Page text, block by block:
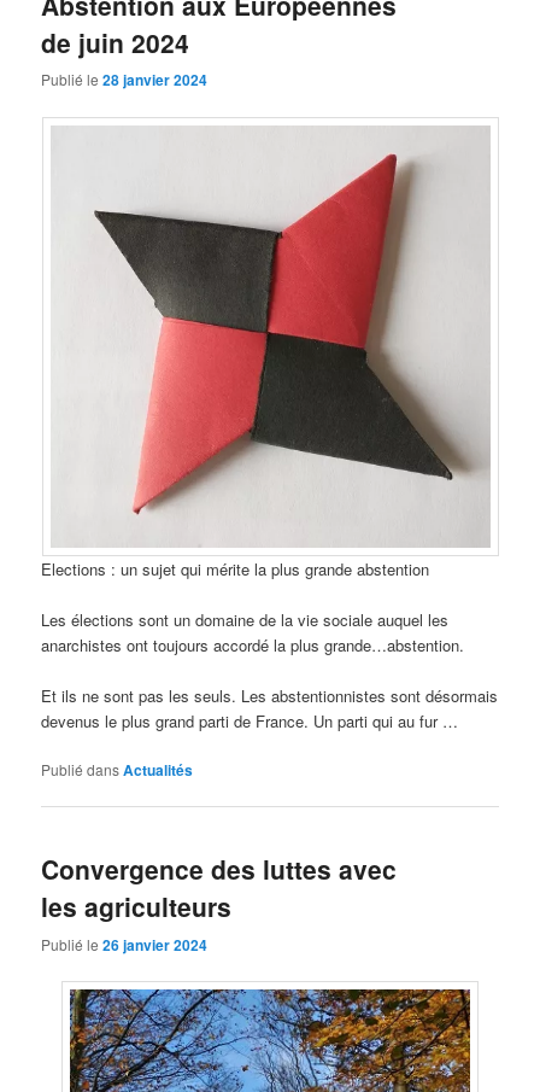
de juin 2024
Publié le28 janvier 2024
Elections : un sujet qui mérite la plus grande abstention
Les élections sont un domaine de la vie sociale auquel les
anarchistes ont toujours accordé la plus grande…abstention.
Et ils ne sont pas les seuls. Les abstentionnistes sont désormais
devenus le plus grand parti de France. Un parti qui au fur …
Publié dansActualités
Convergence des luttes avec
les agriculteurs
Publié le26 janvier 2024